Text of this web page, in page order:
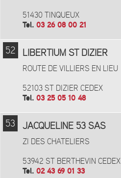
51430 TINQUEUX
Tel. 03 26 08 00 21
52 LIBERTIUM ST DIZIER
ROUTE DE VILLIERS EN LIEU
52103 ST DIZIER CEDEX
Tel. 03 25 05 10 48
53 JACQUELINE 53 SAS
ZI DES CHATELIERS
53942 ST BERTHEVIN CEDEX
Tel. 02 43 69 01 33